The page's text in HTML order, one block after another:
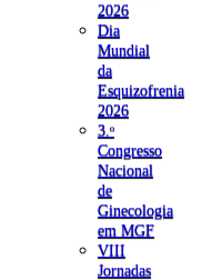
2026
Dia
Mundial
da
Esquizofrenia
2026
3.ᵒ
Congresso
Nacional
de
Ginecologia
em MGF
VIII
Jornadas